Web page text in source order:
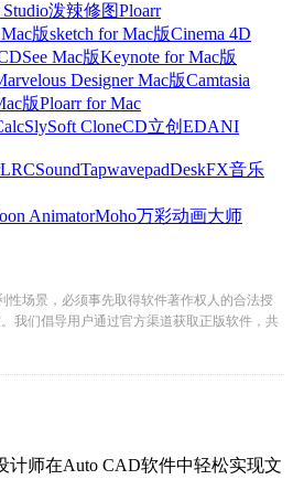
泼辣修图Ploarr
版sketch for Mac版Cinema 4D
Mac版Keynote for Mac版
Designer Mac版Camtasia
版Ploarr for Mac
SlySoft CloneCD立创EDANI
LRCSoundTapwavepadDeskFX音乐
AnimatorMoho万彩动画大师
性场景，必须事先取得软件著作权人的合法授
我们倡导用户通过官方渠道获取正版软件，共
设计师在Auto CAD软件中轻松实现文